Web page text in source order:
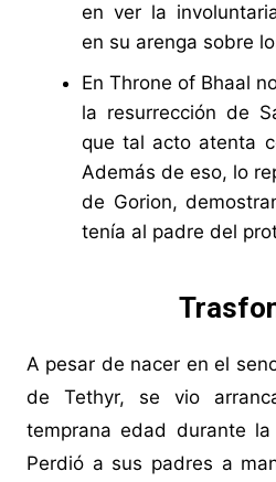
en ver la
en su arenga sobre
En Throne of Bhaal
la resurrección de
que tal acto atenta
Además de eso, lo
de Gorion,
tenía al padre del
A pesar de nacer en el
de Tethyr, se vio
temprana edad durante
Perdió a sus padres a